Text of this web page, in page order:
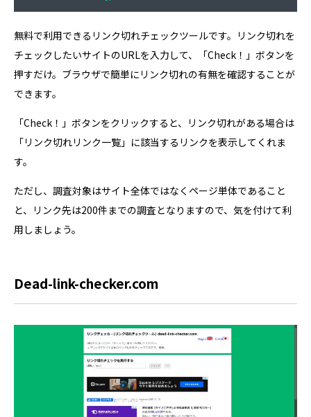
無料で利用できるリンク切れチェックツールです。リンク切れを
チェックしたいサイトのURLを入力して、「Check！」ボタンを
押すだけ。ブラウザで簡単にリンク切れの有無を確認することが
できます。
「Check！」ボタンをクリックすると、リンク切れがある場合は
「リンク切れリンク一覧」に該当するリンクを表示してくれま
す。
ただし、調査対象はサイト全体ではなくページ単体であること
と、リンク先は200件までの調査となりますので、気を付けて利
用しましょう。
Dead-link-checker.com